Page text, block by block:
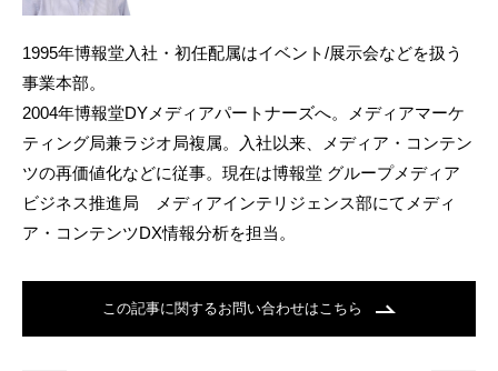
1995年博報堂入社・初任配属はイベント/展示会などを扱う
事業本部。
2004年博報堂DYメディアパートナーズへ。メディアマーケ
ティング局兼ラジオ局複属。入社以来、メディア・コンテン
ツの再価値化などに従事。現在は博報堂 グループメディア
ビジネス推進局 メディアインテリジェンス部にてメディ
ア・コンテンツDX情報分析を担当。
この記事に関するお問い合わせはこちら